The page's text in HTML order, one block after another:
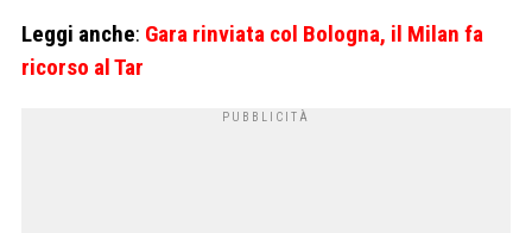
Leggi anche: Gara rinviata col Bologna, il Milan fa
ricorso al Tar